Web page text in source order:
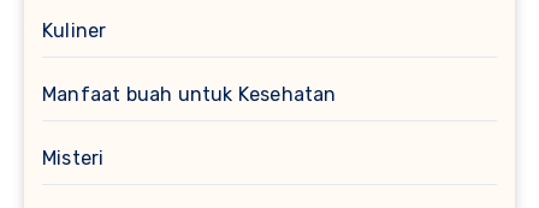
Kuliner
Manfaat buah untuk Kesehatan
Misteri